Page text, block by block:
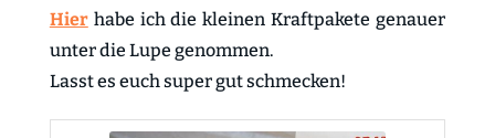
Hierhabe ich die kleinen Kraftpakete genauer
unter die Lupe genommen.
Lasst es euch super gut schmecken!